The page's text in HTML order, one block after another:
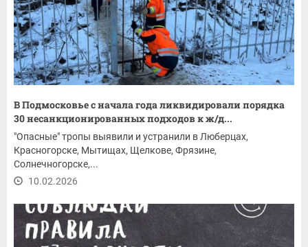
В Подмосковье с начала года ликвидировали порядка
30 несанкционированных подходов к ж/д...
"Опасные" тропы выявили и устранили в Люберцах,
Красногорске, Мытищах, Щелкове, Фрязине,
Солнечногорске,...
10.02.2026